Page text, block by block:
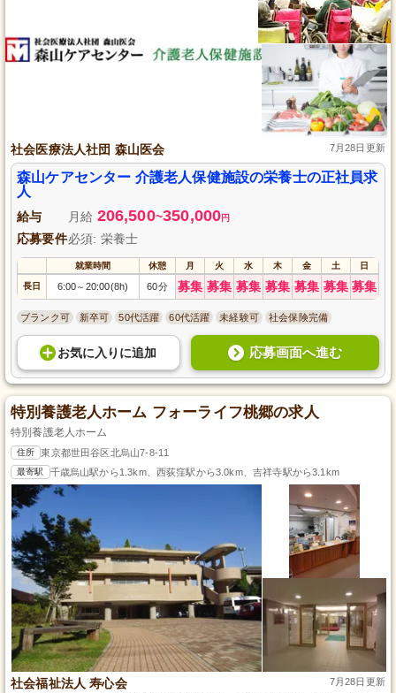
社会医療法人社団 森山医会 7月28日更新
森山ケアセンター 介護老人保健施設の栄養士の正社員求
人
給与 月給 206,500~350,000円
応募要件必須: 栄養士
就業時間 休憩 月 火 水 木 金 土 日
長日 6:00～ 20:00(8h) 60分 募集 募集 募集 募集 募集 募集 募集
ブランク可 新卒可 50代活躍 60代活躍 未経験可 社会保険完備
お気に入り に追加 応募画面へ進む
特別養護老人ホーム フォーライフ桃郷の求人
特別養護老人ホーム
住所 東京都世田谷区北烏山7-8-11
最寄駅 千歳烏山駅から1.3km、西荻窪駅から3.0km、吉祥寺駅から3.1km
社会福祉法人 寿心会 7月28日更新